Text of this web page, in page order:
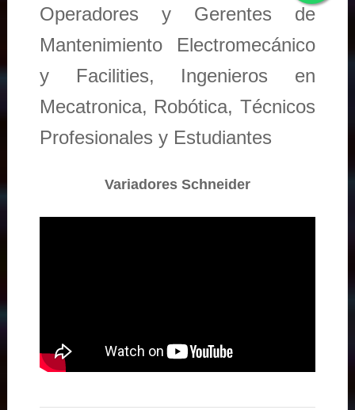
Operadores y Gerentes de
Mantenimiento Electromecánico
y Facilities, Ingenieros en
Mecatronica, Robótica, Técnicos
Profesionales y Estudiantes
Variadores Schneider